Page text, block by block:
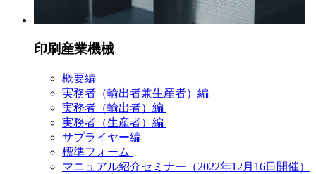
印刷産業機械
概要編
実務者（輸出者兼生産者）編
実務者（輸出者）編
実務者（生産者）編
サプライヤー編
標準フォーム
マニュアル紹介セミナー（2022年12月16日開催）